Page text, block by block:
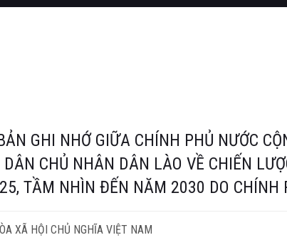
GHI NHỚ GIỮA CHÍNH PHỦ NƯỚC
CHỦ NHÂN DÂN LÀO VỀ CHIẾN
TẦM NHÌN ĐẾN NĂM 2030 DO CHÍNH
XÃ HỘI CHỦ NGHĨA VIỆT NAM